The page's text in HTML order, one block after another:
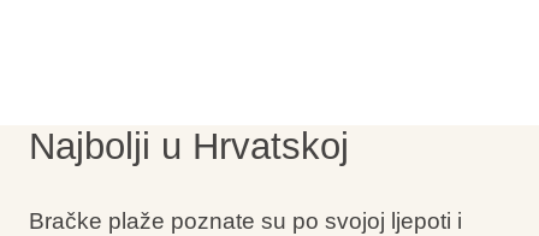
Destinacije
Najbolji u Hrvatskoj
Bračke plaže poznate su po svojoj ljepoti i